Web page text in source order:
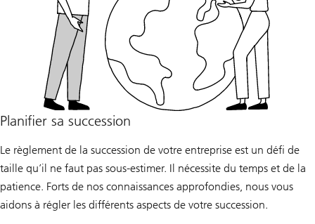
Planifier sa succession
Le règlement de la succession de votre entreprise est un défi de
taille qu’il ne faut pas sous-estimer. Il nécessite du temps et de la
patience. Forts de nos connaissances approfondies, nous vous
aidons à régler les différents aspects de votre succession.